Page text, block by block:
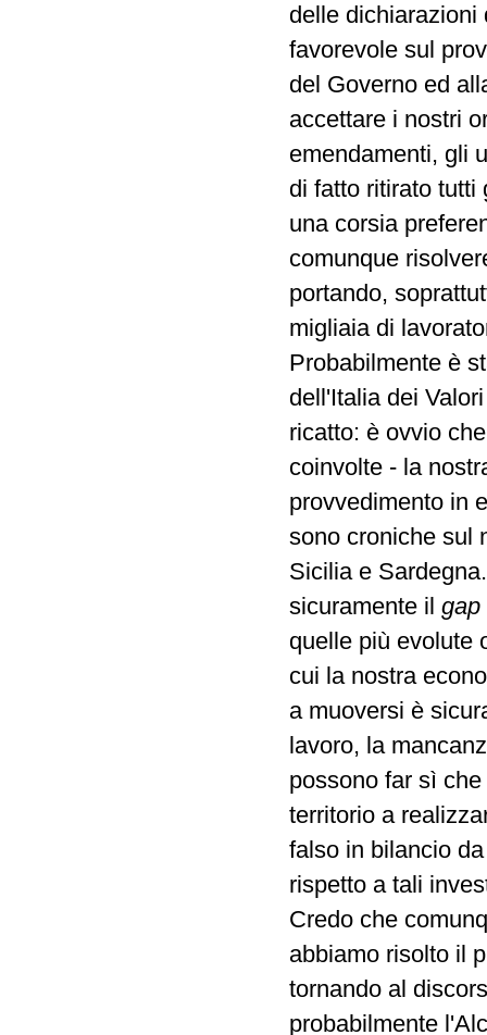
delle dichiarazioni
favorevole sul
del Governo ed
accettare i nostri
emendamenti, gli
di fatto ritirato tutti
una corsia
comunque
portando,
migliaia di
Probabilmente è
dell'Italia dei
ricatto: è ovvio
coinvolte - la
provvedimento in
sono croniche sul
Sicilia e
sicuramente il gap
quelle più evolute
cui la nostra
a muoversi è
lavoro, la
possono far sì
territorio a
falso in bilancio
rispetto a tali
Credo che
abbiamo risolto il
tornando al
probabilmente